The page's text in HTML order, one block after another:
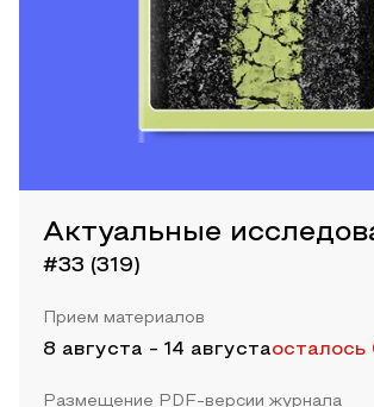
Актуальные
#33 (319)
Прием материалов
8 августа - 14 августаосталось
Размещение PDF-версии журнала